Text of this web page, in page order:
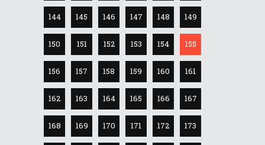
144 145 146 147 148 149
150 151 152 153 154 155
156 157 158 159 160 161
162 163 164 165 166 167
168 169 170 171 172 173